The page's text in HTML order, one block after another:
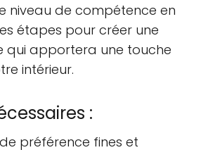
niveau de compétence en
étapes pour créer une
qui apportera une touche
intérieur.
:
préférence fines et